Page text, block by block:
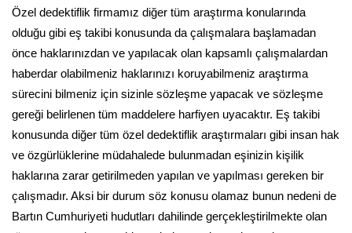
Özel dedektiflik firmamız diğer tüm araştırma konularında
olduğu gibi eş takibi konusunda da çalışmalara başlamadan
önce haklarınızdan ve yapılacak olan kapsamlı çalışmalardan
haberdar olabilmeniz haklarınızı koruyabilmeniz araştırma
sürecini bilmeniz için sizinle sözleşme yapacak ve sözleşme
gereği belirlenen tüm maddelere harfiyen uyacaktır. Eş takibi
konusunda diğer tüm özel dedektiflik araştırmaları gibi insan hak
ve özgürlüklerine müdahalede bulunmadan eşinizin kişilik
haklarına zarar getirilmeden yapılan ve yapılması gereken bir
çalışmadır. Aksi bir durum söz konusu olamaz bunun nedeni de
Bartın Cumhuriyeti hudutları dahilinde gerçekleştirilmekte olan